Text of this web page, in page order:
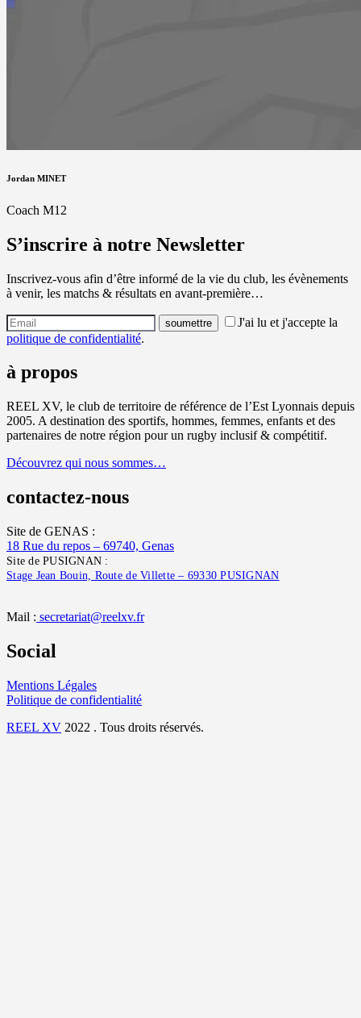
Jordan MINET
Coach M12
S’inscrire à notre Newsletter
Inscrivez-vous afin d’être informé de la vie du club, les évènements
à venir, les matchs & résultats en avant-première…
J'ai lu et j'accepte la
politique de confidentialité.
à propos
REEL XV, le club de territoire de référence de l’Est Lyonnais depuis
2005. A destination des sportifs, hommes, femmes, enfants et des
partenaires de notre région pour un rugby inclusif & compétitif.
Découvrez qui nous sommes…
contactez-nous
Site de GENAS :
18 Rue du repos – 69740, Genas
Site de PUSIGNAN :
Stage Jean Bouin, Route de Villette – 69330 PUSIGNAN
Mail : secretariat@reelxv.fr
Social
Mentions Légales
Politique de confidentialité
REEL XV 2022 . Tous droits réservés.